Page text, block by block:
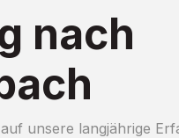
nach
unsere langjährige